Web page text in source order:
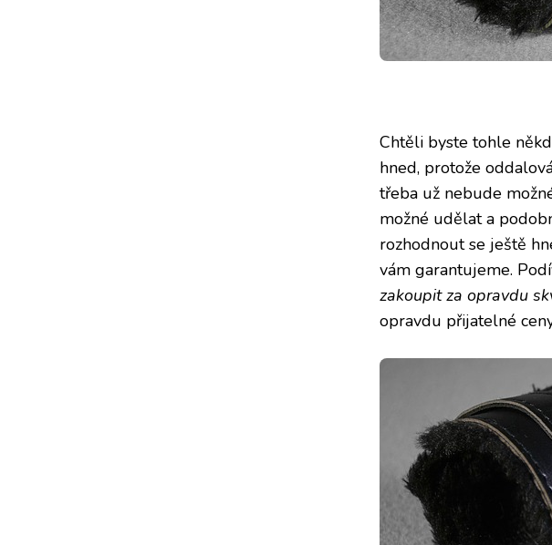
Chtěli byste tohle
hned, protože
třeba už nebude
možné udělat a
rozhodnout se ještě
vám garantujeme.
zakoupit za opravdu
opravdu přijatelné